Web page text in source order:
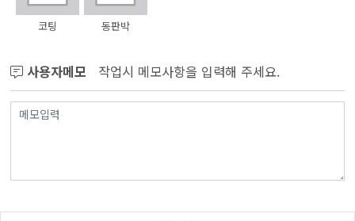
코팅 동판박
사용자메모 작업시 메모사항을 입력해 주세요.